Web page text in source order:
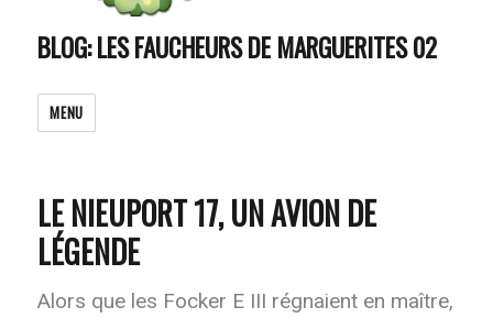
BLOG: LES FAUCHEURS DE MARGUERITES 02
MENU
LE NIEUPORT 17, UN AVION DE
LÉGENDE
Alors que les Focker E III régnaient en maître,